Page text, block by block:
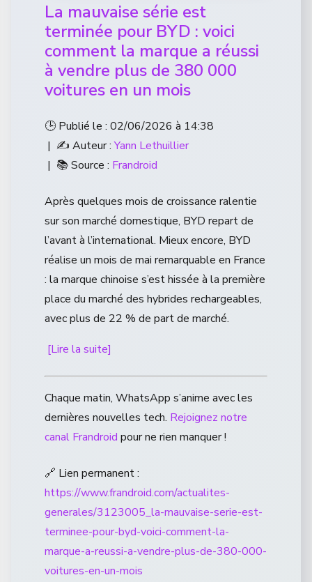
La mauvaise série est
terminée pour BYD : voici
comment la marque a réussi
à vendre plus de 380 000
voitures en un mois
🕒 Publié le : 02/06/2026 à 14:38
| ✍️ Auteur :Yann Lethuillier
| 📚 Source : Frandroid
Après quelques mois de croissance ralentie
sur son marché domestique, BYD repart de
l’avant à l’international. Mieux encore, BYD
réalise un mois de mai remarquable en France
: la marque chinoise s’est hissée à la première
place du marché des hybrides rechargeables,
avec plus de 22 % de part de marché.
[Lire la suite]
Chaque matin, WhatsApp s’anime avec les
dernières nouvelles tech. Rejoignez notre
canal Frandroid pour ne rien manquer !
🔗 Lien permanent :
https://www.frandroid.com/actualites-
generales/3123005_la-mauvaise-serie-est-
terminee-pour-byd-voici-comment-la-
marque-a-reussi-a-vendre-plus-de-380-000-
voitures-en-un-mois